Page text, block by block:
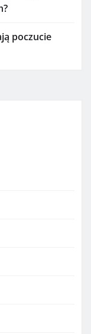
poczucie